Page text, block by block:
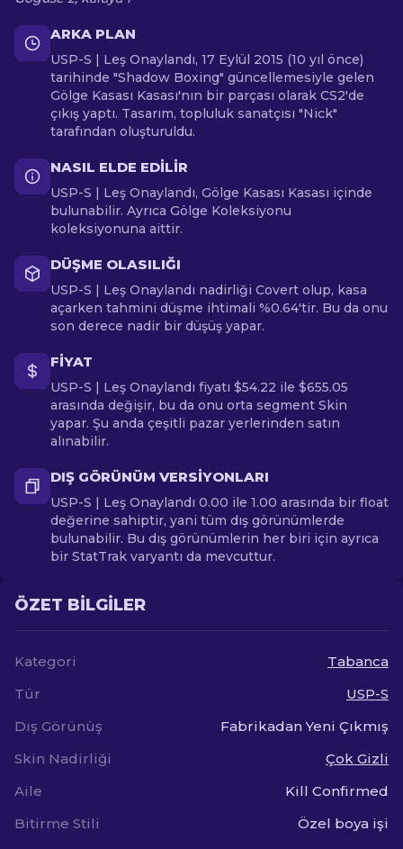
ARKA PLAN
USP-S | Leş Onaylandı, 17 Eylül 2015 (10 yıl önce)
tarihinde "Shadow Boxing" güncellemesiyle gelen
Gölge Kasası Kasası'nın bir parçası olarak CS2'de
çıkış yaptı. Tasarım, topluluk sanatçısı "Nick"
tarafından oluşturuldu.
NASIL ELDE EDILIR
USP-S | Leş Onaylandı, Gölge Kasası Kasası içinde
bulunabilir. Ayrıca Gölge Koleksiyonu
koleksiyonuna aittir.
DÜŞME OLASILIĞI
USP-S | Leş Onaylandı nadirliği Covert olup, kasa
açarken tahmini düşme ihtimali %0.64'tir. Bu da onu
son derece nadir bir düşüş yapar.
FIYAT
USP-S | Leş Onaylandı fiyatı $54.22 ile $655.05
arasında değişir, bu da onu orta segment Skin
yapar. Şu anda çeşitli pazar yerlerinden satın
alınabilir.
DIŞ GÖRÜNÜM VERSIYONLARI
USP-S | Leş Onaylandı 0.00 ile 1.00 arasında bir float
değerine sahiptir, yani tüm dış görünümlerde
bulunabilir. Bu dış görünümlerin her biri için ayrıca
bir StatTrak varyantı da mevcuttur.
ÖZET BILGILER
Kategori
Tabanca
Tür
USP-S
Dış Görünüş
Fabrikadan Yeni Çıkmış
Skin Nadirliği
Çok Gizli
Aile
Kill Confirmed
Bitirme Stili
Özel boya işi